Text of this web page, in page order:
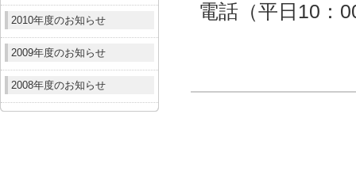
2010年度のお知らせ
2009年度のお知らせ
2008年度のお知らせ
電話（平日10：